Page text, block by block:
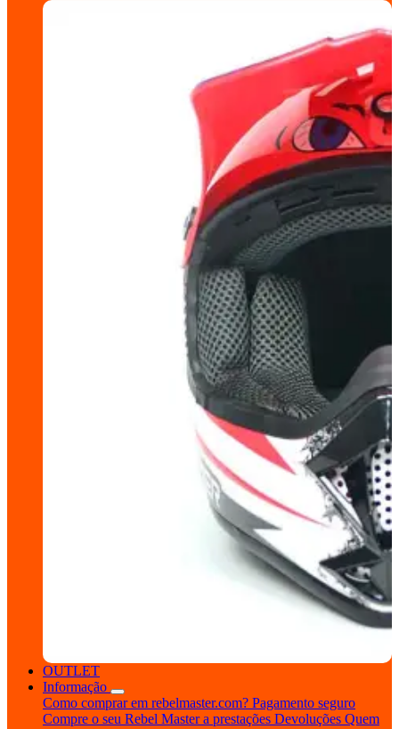
OUTLET
Informação
Como comprar em rebelmaster.com? Pagamento seguro
Compre o seu Rebel Master a prestações Devoluções Quem